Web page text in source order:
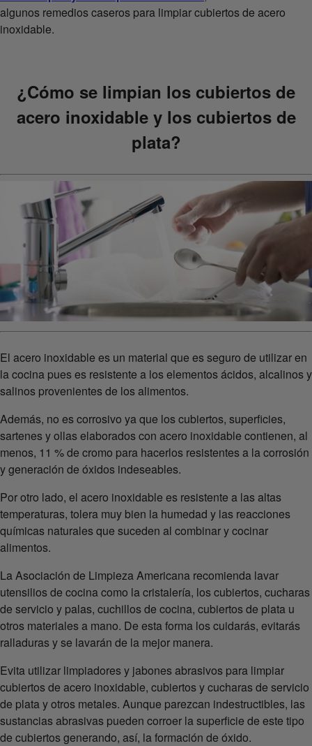
algunos remedios caseros para limpiar cubiertos de acero
inoxidable.
¿Cómo se limpian los cubiertos de
acero inoxidable y los cubiertos de
plata?
El acero inoxidable es un material que es seguro de utilizar en
la cocina pues es resistente a los elementos ácidos, alcalinos y
salinos provenientes de los alimentos.
Además, no es corrosivo ya que los cubiertos, superficies,
sartenes y ollas elaborados con acero inoxidable contienen, al
menos, 11 % de cromo para hacerlos resistentes a la corrosión
y generación de óxidos indeseables.
Por otro lado, el acero inoxidable es resistente a las altas
temperaturas, tolera muy bien la humedad y las reacciones
químicas naturales que suceden al combinar y cocinar
alimentos.
La Asociación de Limpieza Americana recomienda lavar
utensilios de cocina como la cristalería, los cubiertos, cucharas
de servicio y palas, cuchillos de cocina, cubiertos de plata u
otros materiales a mano. De esta forma los cuidarás, evitarás
ralladuras y se lavarán de la mejor manera.
Evita utilizar limpiadores y jabones abrasivos para limpiar
cubiertos de acero inoxidable, cubiertos y cucharas de servicio
de plata y otros metales. Aunque parezcan indestructibles, las
sustancias abrasivas pueden corroer la superficie de este tipo
de cubiertos generando, así, la formación de óxido.